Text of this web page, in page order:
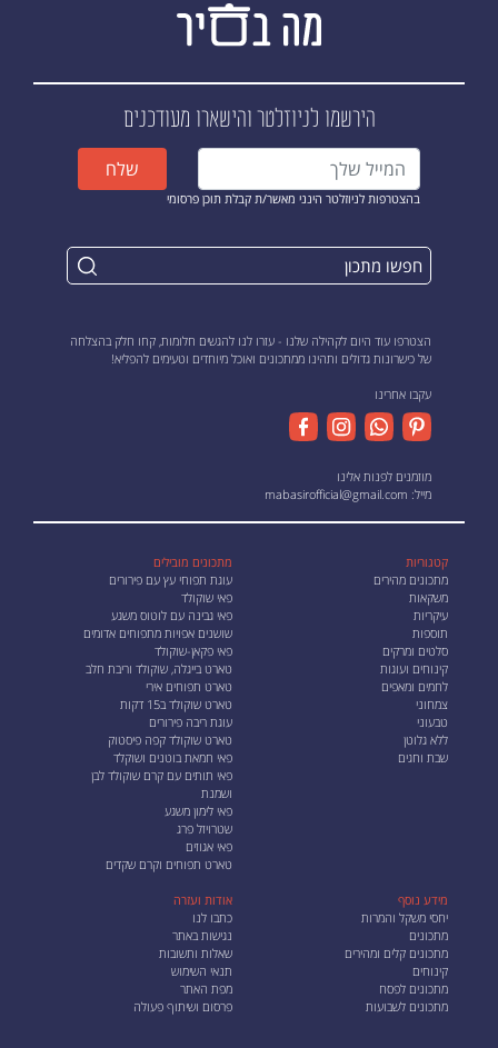
הירשמו לניוזלטרוהישארו מעודכנים
בהצטרפות לניוזלטר הינני מאשר/ת קבלת תוכן פרסומי
שלח
הצטרפו עוד היום לקהילה שלנו - עזרו לנו להגשים חלומות, קחו חלק בהצלחה
של כישרונות גדולים ותהינו ממתכונים ואוכל מיוחדים וטעימים להפליא!
עקבו אחרינו
מוזמנים לפנות אלינו
מייל: mabasirofficial@gmail.com
קטגוריות
מתכונים מהירים
משקאות
עיקריות
תוספות
סלטים ומרקים
קינוחים ועוגות
לחמים ומאפים
צמחוני
טבעוני
ללא גלוטן
שבת וחגים
מתכונים מובילים
עוגת תפוחי עץ עם פירורים
פאי שוקולד
פאי גבינה עם לוטוס משגע
שושנים אפויות מתפוחים אדומים
פאי פקאן-שוקולד
טארט בייגלה, שוקולד וריבת חלב
טארט תפוחים אירי
טארט שוקולד ב15 דקות
עוגת ריבה פירורים
טארט שוקולד קפה פיסטוק
פאי חמאת בוטנים ושוקלד
פאי תותים עם קרם שוקולד לבן
ושמנת
פאי לימון משגע
שטרויזל פרג
פאי אגוזים
טארט תפוחים וקרם שקדים
מידע נוסף
יחסי משקל והמרות
מתכונים
מתכונים קלים ומהירים
קינוחים
מתכונים לפסח
מתכונים לשבועות
אודות ועזרה
כתבו לנו
נגישות באתר
שאלות ותשובות
תנאי השימוש
מפת האתר
פרסום ושיתוף פעולה